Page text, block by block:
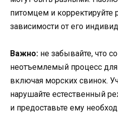
питомцем и корректируйте
зависимости от его
Важно: не забывайте, что
неотъемлемый процесс
включая морских свинок.
нарушайте естественный
и предоставьте ему